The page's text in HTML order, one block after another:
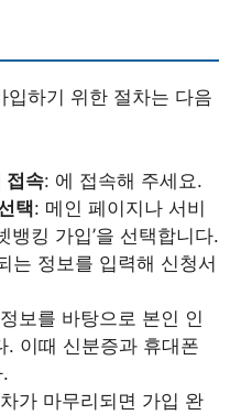
입하기 위한 절차는 다음
접속: 에 접속해 주세요.
택: 메인 페이지나 서비
뱅킹 가입’을 선택합니다.
는 정보를 입력해 신청서
보를 바탕으로 본인 인
. 이때 신분증과 휴대폰
가 마무리되면 가입 완